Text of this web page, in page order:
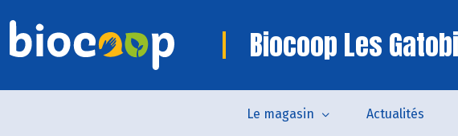
Biocoop Les
Le magasin Actualités